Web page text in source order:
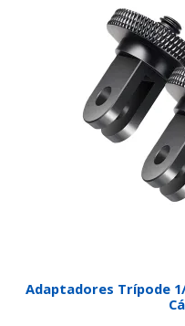
Adaptadores Trípode